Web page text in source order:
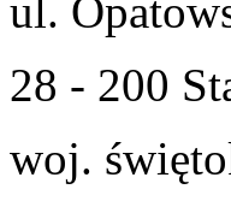
ul.
28 - 200
woj.